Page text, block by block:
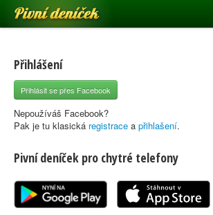
Pivní deníček
Pivní mapa
Pivní značky
Nápověda
Registrace
Přihlášení
Přihlásit se přes Facebook
Nepoužíváš Facebook?
Pak je tu klasická registrace a přihlašení.
Pivní deníček pro chytré telefony